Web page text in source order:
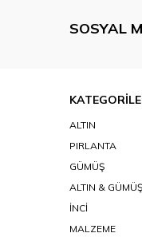
SOSYAL
ALTIN
PIRLANTA
GÜMÜŞ
ALTIN & GÜMÜŞ
İNCİ
MALZEME